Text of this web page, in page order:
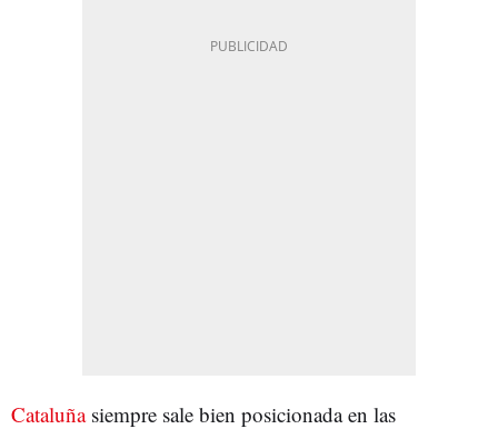
Cataluñasiempre sale bien posicionada en las